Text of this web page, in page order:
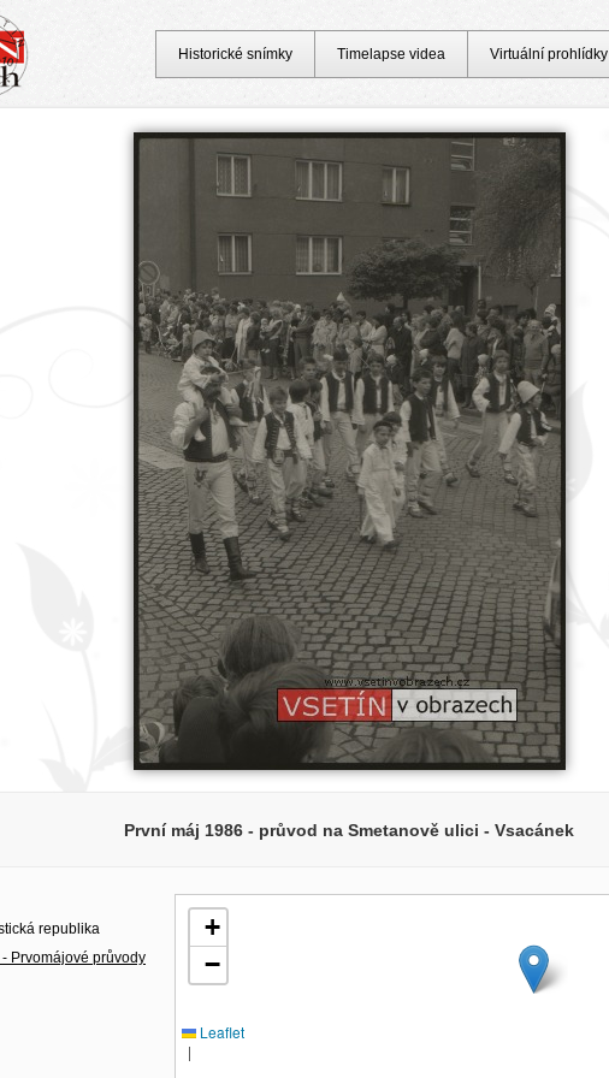
První máj 1986 - průvod na Smetanově ulici - Vsacánek
republika
Prvomájové průvody
+
−
Leaflet
|
Historické snímky Timelapse videa Virtuální prohlídky